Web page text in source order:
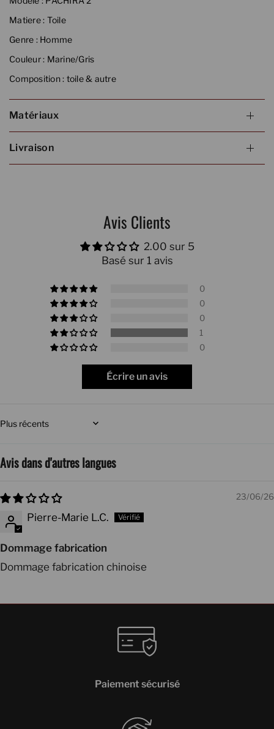
Matiere : Toile
Genre :Homme
Couleur : Marine/Gris
Composition : toile & autre
Matériaux
Livraison
Avis Clients
2.00 sur 5
Basé sur 1 avis
0
0
0
1
0
Écrire un avis
Sort by
Avis dans d'autres langues
23/06/26
Pierre-Marie L.C.
Dommage fabrication
Dommage fabrication chinoise
Paiement sécurisé